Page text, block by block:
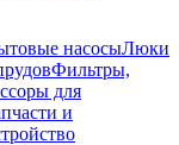
насосыЛюки
Фильтры,
для
и